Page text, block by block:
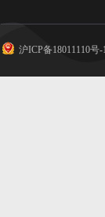
沪ICP备18011110号-